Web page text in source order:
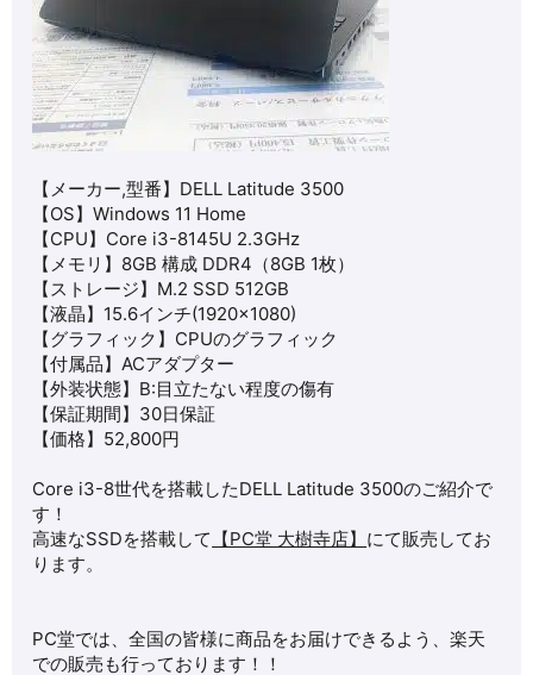
【メーカー,型番】DELL Latitude 3500
【OS】Windows 11 Home
【CPU】Core i3-8145U 2.3GHz
【メモリ】8GB 構成 DDR4（8GB 1枚）
【ストレージ】M.2 SSD 512GB
【液晶】15.6インチ(1920×1080)
【グラフィック】CPUのグラフィック
【付属品】ACアダプター
【外装状態】B:目立たない程度の傷有
【保証期間】30日保証
【価格】52,800円
Core i3-8世代を搭載したDELL Latitude 3500のご紹介で
す！
高速なSSDを搭載して 【PC堂 大樹寺店】 にて販売してお
ります。
PC堂では、全国の皆様に商品をお届けできるよう、楽天
での販売も行っております！！